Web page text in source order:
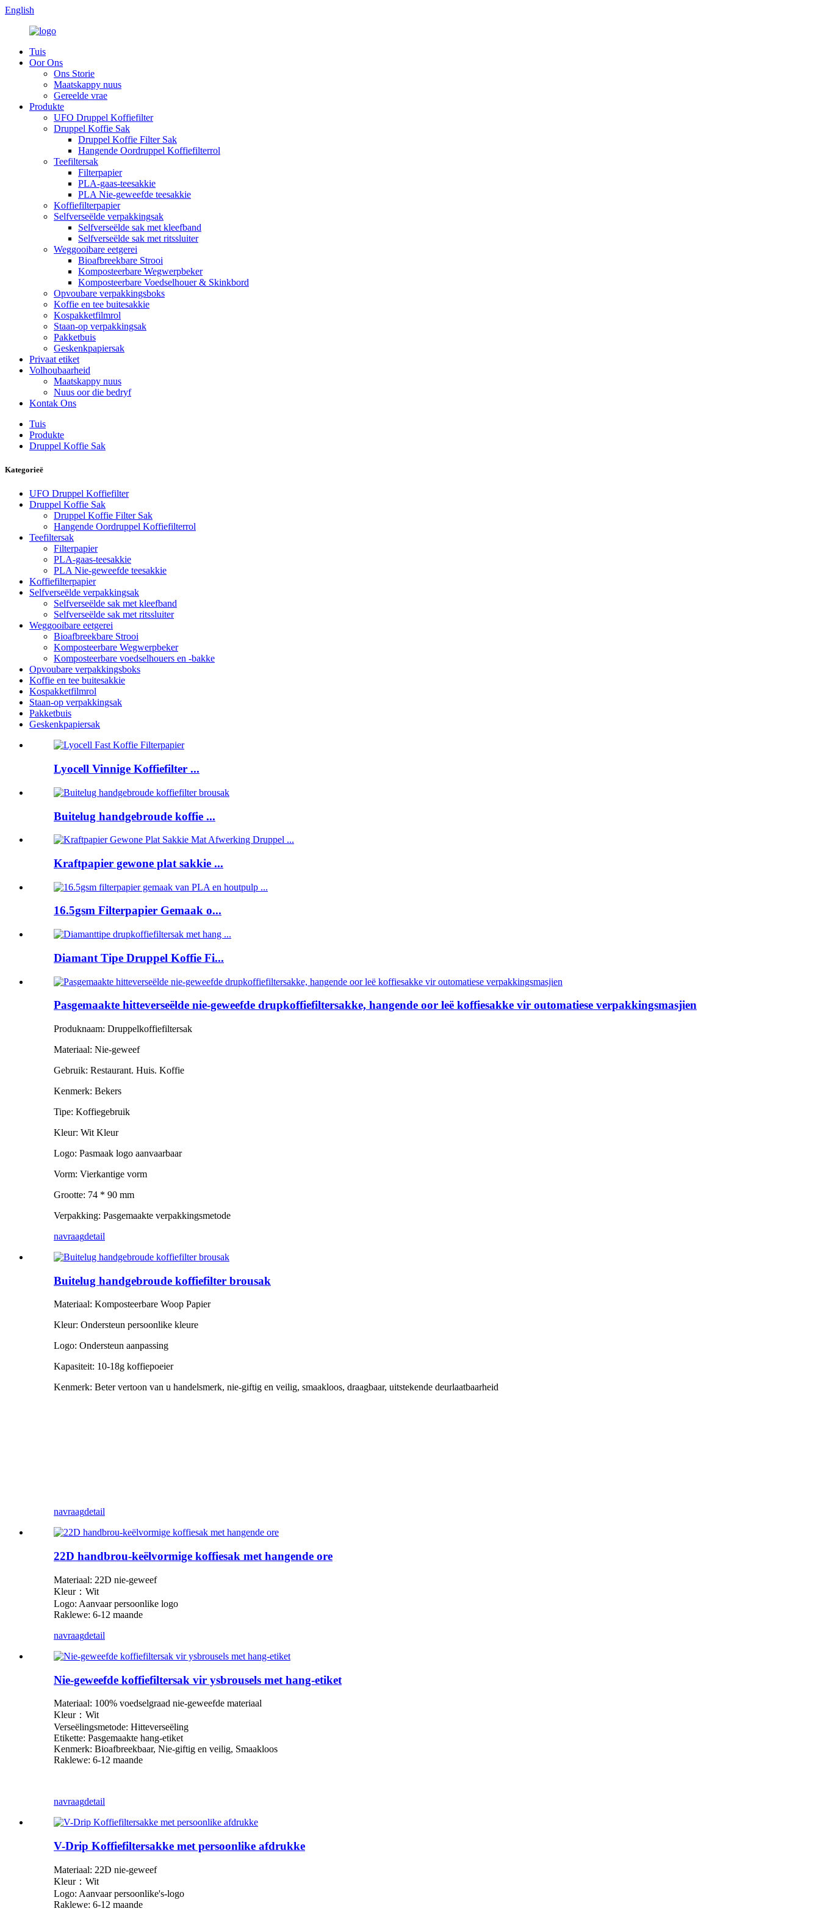
English
Tuis
Oor Ons
Ons Storie
Maatskappy nuus
Gereelde vrae
Produkte
UFO Druppel Koffiefilter
Druppel Koffie Sak
Druppel Koffie Filter Sak
Hangende Oordruppel Koffiefilterrol
Teefiltersak
Filterpapier
PLA-gaas-teesakkie
PLA Nie-geweefde teesakkie
Koffiefilterpapier
Selfverseëlde verpakkingsak
Selfverseëlde sak met kleefband
Selfverseëlde sak met ritssluiter
Weggooibare eetgerei
Bioafbreekbare Strooi
Komposteerbare Wegwerpbeker
Komposteerbare Voedselhouer & Skinkbord
Opvoubare verpakkingsboks
Koffie en tee buitesakkie
Kospakketfilmrol
Staan-op verpakkingsak
Pakketbuis
Geskenkpapiersak
Privaat etiket
Volhoubaarheid
Maatskappy nuus
Nuus oor die bedryf
Kontak Ons
Tuis
Produkte
Druppel Koffie Sak
Kategorieë
UFO Druppel Koffiefilter
Druppel Koffie Sak
Druppel Koffie Filter Sak
Hangende Oordruppel Koffiefilterrol
Teefiltersak
Filterpapier
PLA-gaas-teesakkie
PLA Nie-geweefde teesakkie
Koffiefilterpapier
Selfverseëlde verpakkingsak
Selfverseëlde sak met kleefband
Selfverseëlde sak met ritssluiter
Weggooibare eetgerei
Bioafbreekbare Strooi
Komposteerbare Wegwerpbeker
Komposteerbare voedselhouers en -bakke
Opvoubare verpakkingsboks
Koffie en tee buitesakkie
Kospakketfilmrol
Staan-op verpakkingsak
Pakketbuis
Geskenkpapiersak
Lyocell Vinnige Koffiefilter ...
Buitelug handgebroude koffie ...
Kraftpapier gewone plat sakkie ...
16.5gsm Filterpapier Gemaak o...
Diamant Tipe Druppel Koffie Fi...
Pasgemaakte hitteverseëlde nie-geweefde drupkoffiefiltersakke, hangende oor leë koffiesakke vir outomatiese verpakkingsmasjien
Produknaam: Druppelkoffiefiltersak
Materiaal: Nie-geweef
Gebruik: Restaurant. Huis. Koffie
Kenmerk: Bekers
Tipe: Koffiegebruik
Kleur: Wit Kleur
Logo: Pasmaak logo aanvaarbaar
Vorm: Vierkantige vorm
Grootte: 74 * 90 mm
Verpakking: Pasgemaakte verpakkingsmetode
navraagdetail
Buitelug handgebroude koffiefilter brousak
Materiaal: Komposteerbare Woop Papier
Kleur: Ondersteun persoonlike kleure
Logo: Ondersteun aanpassing
Kapasiteit: 10-18g koffiepoeier
Kenmerk: Beter vertoon van u handelsmerk, nie-giftig en veilig, smaakloos, draagbaar, uitstekende deurlaatbaarheid
navraagdetail
22D handbrou-keëlvormige koffiesak met hangende ore
Materiaal: 22D nie-geweef
Kleur：Wit
Logo: Aanvaar persoonlike logo
Raklewe: 6-12 maande
navraagdetail
Nie-geweefde koffiefiltersak vir ysbrousels met hang-etiket
Materiaal: 100% voedselgraad nie-geweefde materiaal
Kleur：Wit
Verseëlingsmetode: Hitteverseëling
Etikette: Pasgemaakte hang-etiket
Kenmerk: Bioafbreekbaar, Nie-giftig en veilig, Smaakloos
Raklewe: 6-12 maande
navraagdetail
V-Drip Koffiefiltersakke met persoonlike afdrukke
Materiaal: 22D nie-geweef
Kleur：Wit
Logo: Aanvaar persoonlike's-logo
Raklewe: 6-12 maande